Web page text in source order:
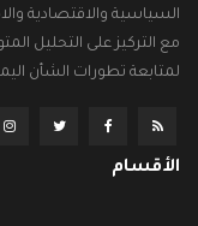
السياسية والاقتصادية
مع التركيز على التحليل
لمتابعة تطورات الشأن
الأقسام